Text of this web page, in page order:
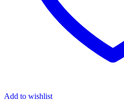
Add to wishlist